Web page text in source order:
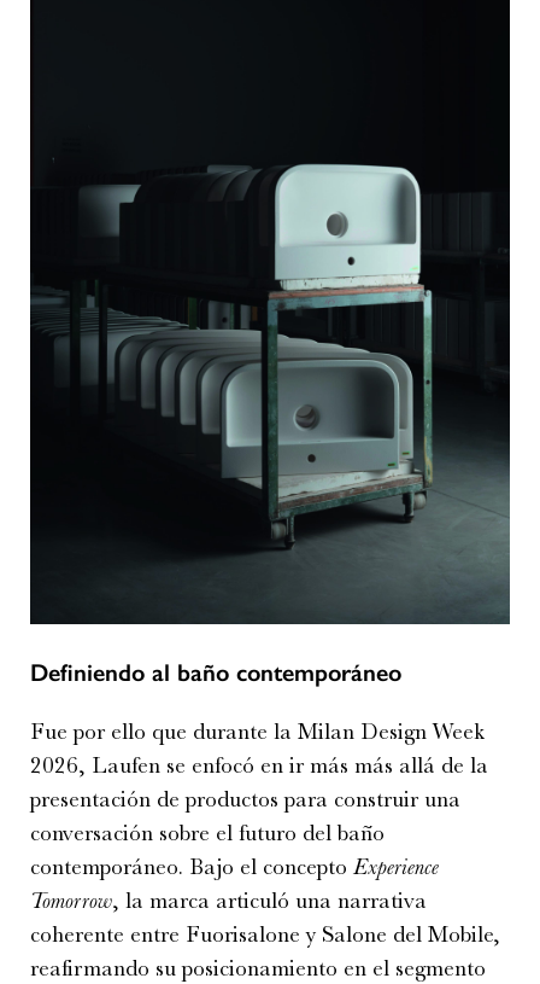
Definiendo al baño contemporáneo
Fue por ello que durante la Milan Design Week
2026, Laufen se enfocó en ir más más allá de la
presentación de productos para construir una
conversación sobre el futuro del baño
contemporáneo. Bajo el concepto Experience
Tomorrow, la marca articuló una narrativa
coherente entre Fuorisalone y Salone del Mobile,
reafirmando su posicionamiento en el segmento